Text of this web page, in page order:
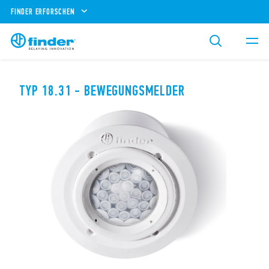
FINDER ERFORSCHEN
TYP 18.31 - BEWEGUNGSMELDER